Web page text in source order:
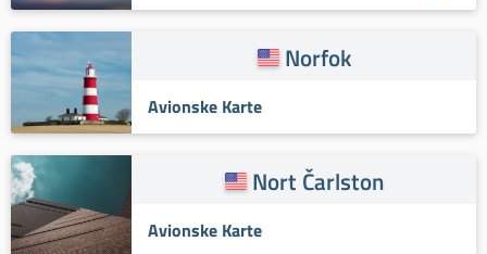
Norfok
Avionske Karte
Nort Čarlston
Avionske Karte